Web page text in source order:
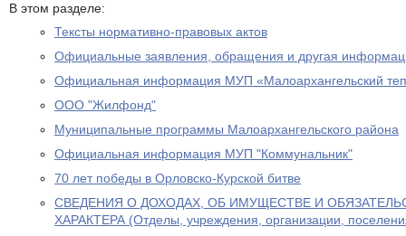
В этом разделе:
Тексты нормативно-правовых актов
Официальные заявления, обращения и другая
Официальная информация МУП «Малоархангельский
ООО "Жилфонд"
Муниципальные программы Малоархангельского района
Официальная информация МУП "Коммунальник"
70 лет победы в Орловско-Курской битве
СВЕДЕНИЯ О ДОХОДАХ, ОБ ИМУЩЕСТВЕ И
ХАРАКТЕРА (Отделы, учреждения, организации,